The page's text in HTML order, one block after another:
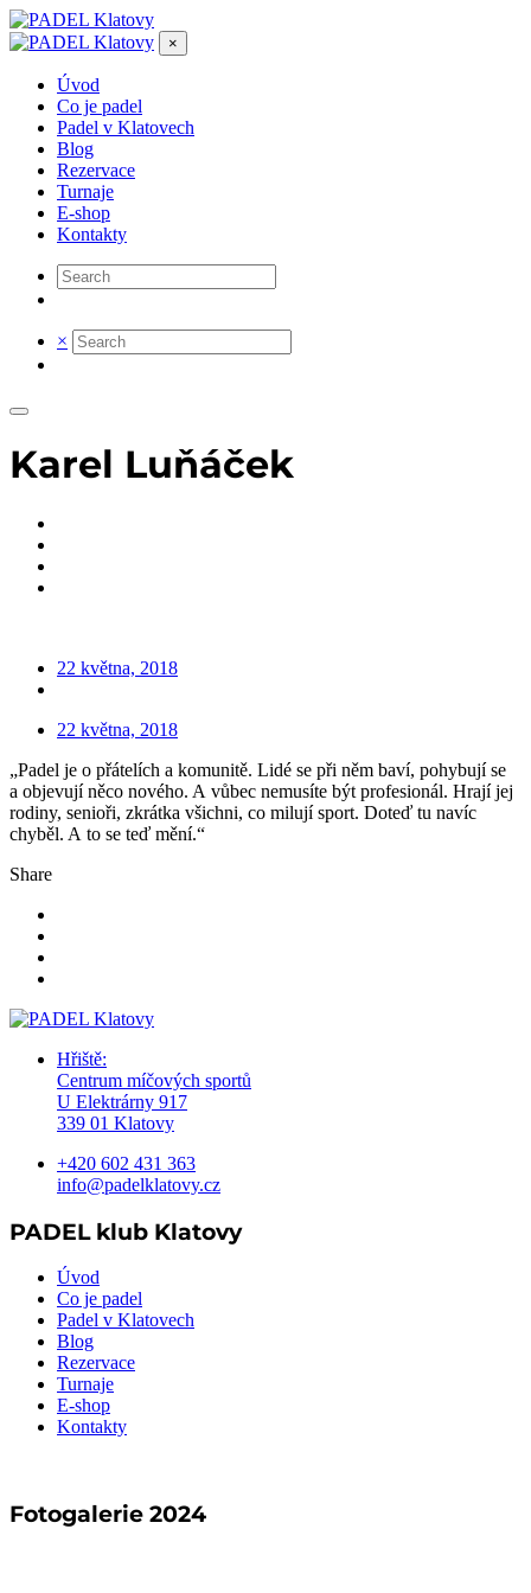
×
Úvod
Co je padel
Padel v Klatovech
Blog
Rezervace
Turnaje
E-shop
Kontakty
×
Karel Luňáček
22 května, 2018
22 května, 2018
„Padel je o přátelích a komunitě. Lidé se při něm baví, pohybují se
a objevují něco nového. A vůbec nemusíte být profesionál. Hrají jej
rodiny, senioři, zkrátka všichni, co milují sport. Doteď tu navíc
chyběl. A to se teď mění.“
Share
Hřiště:
Centrum míčových sportů
U Elektrárny 917
339 01 Klatovy
+420 602 431 363
info@padelklatovy.cz
PADEL klub Klatovy
Úvod
Co je padel
Padel v Klatovech
Blog
Rezervace
Turnaje
E-shop
Kontakty
Fotogalerie 2024